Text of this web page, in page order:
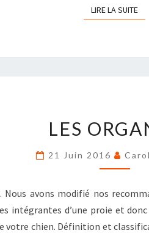
LIRE LA SUITE
LES
21 Juin 2016
Nous avons modifié nos
intégrantes d’une proie et
votre chien. Définition et